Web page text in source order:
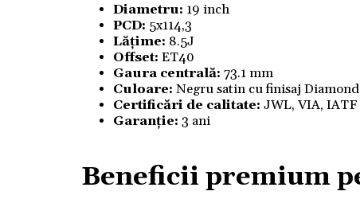
Diametru: 19 inch
PCD: 5x114,3
Lățime: 8.5J
Offset: ET40
Gaura centrală: 73.1 mm
Culoare: Negru satin cu finisaj
Certificări de calitate: JWL, VIA,
Garanție: 3 ani
Beneficii premium